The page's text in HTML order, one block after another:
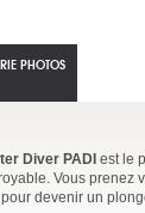
Diver PADI est le
Vous prenez
devenir un
PHOTOS